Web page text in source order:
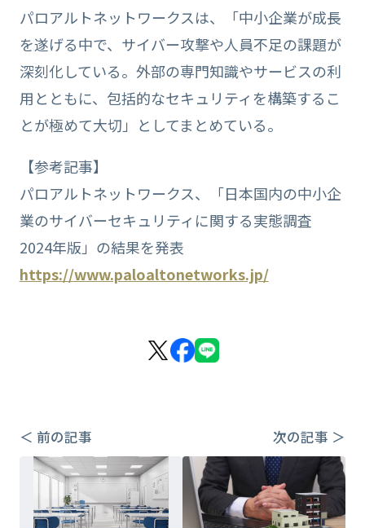
パロアルトネットワークスは、「中小企業が成長
を遂げる中で、サイバー攻撃や人員不足の課題が
深刻化している。外部の専門知識やサービスの利
用とともに、包括的なセキュリティを構築するこ
とが極めて大切」としてまとめている。
【参考記事】
パロアルトネットワークス、「日本国内の中小企
業のサイバーセキュリティに関する実態調査
2024年版」の結果を発表
https://www.paloaltonetworks.jp/
＜ 前の記事 次の記事 ＞